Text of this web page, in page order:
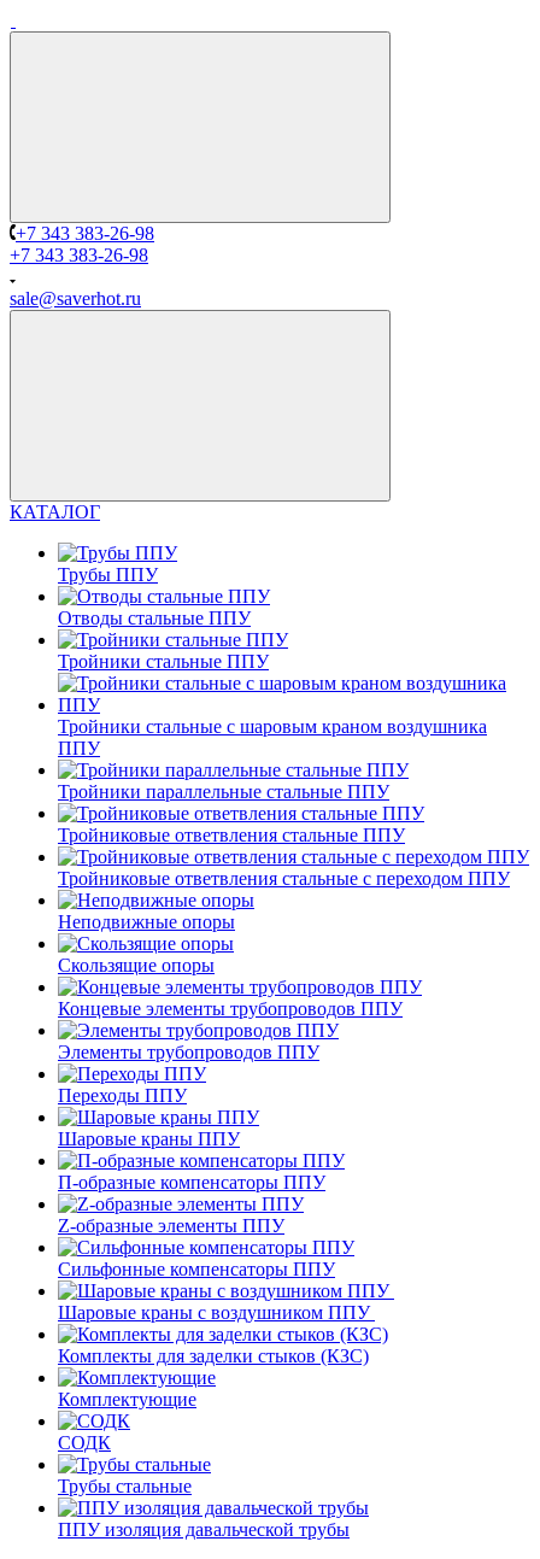
+7 343 383-26-98
+7 343 383-26-98
sale@saverhot.ru
КАТАЛОГ
Трубы ППУ
Отводы стальные ППУ
Тройники стальные ППУ
Тройники стальные с шаровым краном воздушника
ППУ
Тройники параллельные стальные ППУ
Тройниковые ответвления стальные ППУ
Тройниковые ответвления стальные с переходом ППУ
Неподвижные опоры
Скользящие опоры
Концевые элементы трубопроводов ППУ
Элементы трубопроводов ППУ
Переходы ППУ
Шаровые краны ППУ
П-образные компенсаторы ППУ
Z-образные элементы ППУ
Сильфонные компенсаторы ППУ
Шаровые краны с воздушником ППУ
Комплекты для заделки стыков (КЗС)
Комплектующие
СОДК
Трубы стальные
ППУ изоляция давальческой трубы